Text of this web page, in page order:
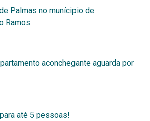
Palmas no munícipio de
Ramos.
aconchegante aguarda por
até 5 pessoas!